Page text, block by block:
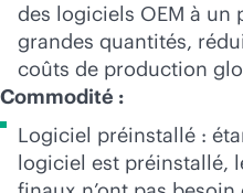
des logiciels OEM à un
grandes quantités,
coûts de production
Commodité :
Logiciel préinstallé :
logiciel est préinstallé,